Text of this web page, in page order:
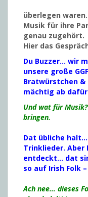
überlegen
Musik für ihre
genau zugehört.
Hier das
Du Buzzer… wir
unsere große GGF
Bratwürstchen &
mächtig ab
Und wat für
bringen.
Dat übliche
Trinklieder. Aber
entdeckt… dat
so auf Irish Folk
Ach nee… dieses